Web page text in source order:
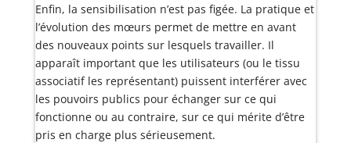
Enfin, la sensibilisation n’est pas figée. La pratique et
l’évolution des mœurs permet de mettre en avant
des nouveaux points sur lesquels travailler. Il
apparaît important que les utilisateurs (ou le tissu
associatif les représentant) puissent interférer avec
les pouvoirs publics pour échanger sur ce qui
fonctionne ou au contraire, sur ce qui mérite d’être
pris en charge plus sérieusement.